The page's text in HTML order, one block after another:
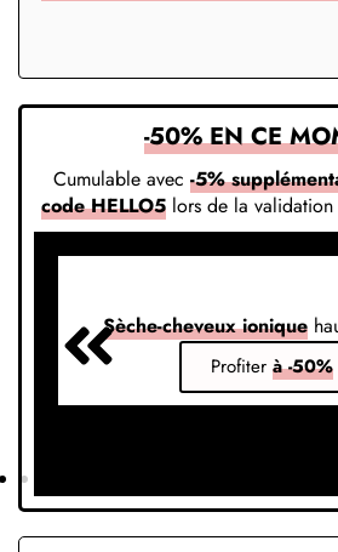
-50% EN CE
Cumulable avec -5%
code HELLO5 lors de la
Sèche-cheveux ionique
Profiter à -50%